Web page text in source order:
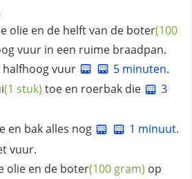
olie en de helft van de boter(100
vuur in een ruime braadpan.
halfhoog vuur
5 minuten.
(1 stuk) toe en roerbak die
3
en bak alles nog
1 minuut.
vuur.
olie en de boter(100 gram) op